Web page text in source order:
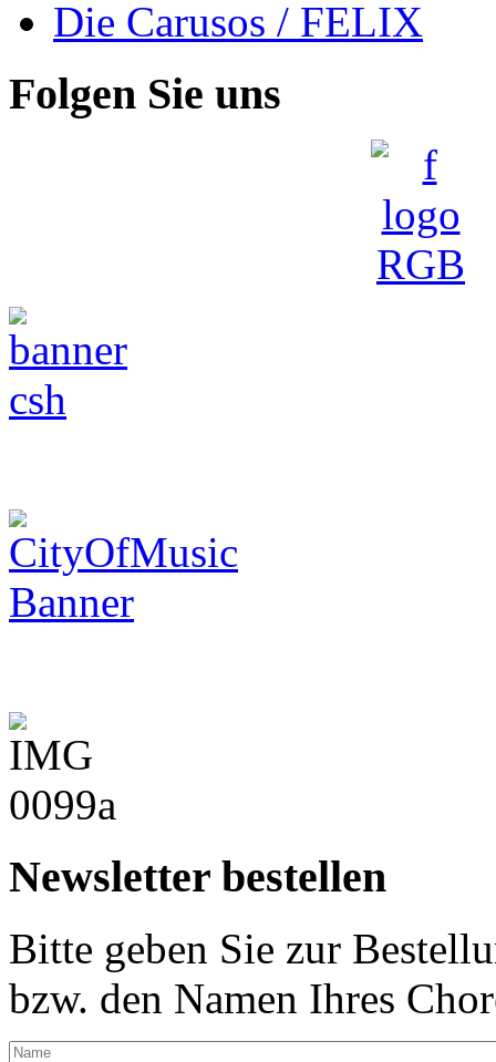
Die Carusos / FELIX
Folgen Sie uns
Newsletter bestellen
Bitte geben Sie zur
bzw. den Namen Ihres